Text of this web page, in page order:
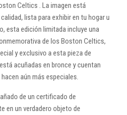
Celtics . La imagen está
lista para exhibir en tu hogar u
esta edición limitada incluye una
de los Boston Celtics,
y exclusivo a esta pieza de
acuñadas en bronce y cuentan
aún más especiales.
de un certificado de
en un verdadero objeto de